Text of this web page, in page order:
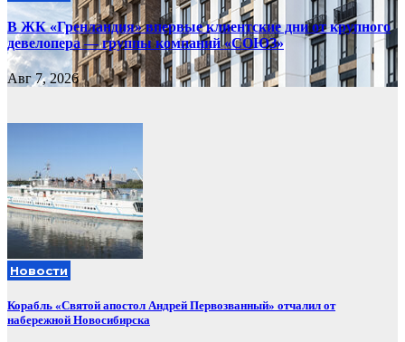
В ЖК «Гренландия» впервые клиентские дни от крупного
девелопера — группы компаний «СОЮЗ»
Авг 7, 2026
Новости
Корабль «Святой апостол Андрей Первозванный» отчалил от
набережной Новосибирска